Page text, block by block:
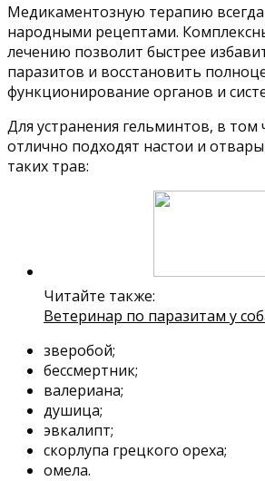
Медикаментозную терапию
народными рецептами.
лечению позволит быстрее
паразитов и восстановить
функционирование органов и
Для устранения гельминтов, в том
отлично подходят настои и
таких трав:
Читайте также:
Ветеринар по паразитам у
зверобой;
бессмертник;
валериана;
душица;
эвкалипт;
скорлупа грецкого ореха;
омела.